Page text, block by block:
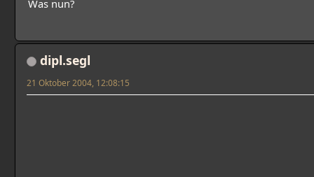
Was nun?
dipl.segl
21 Oktober 2004, 12:08:15